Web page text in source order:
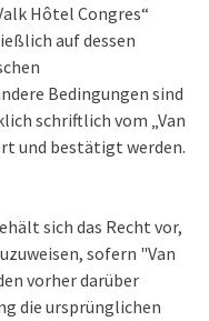
Hôtel Congres“
auf dessen
Bedingungen sind
schriftlich vom „Van
und bestätigt werden.
sich das Recht vor,
sofern "Van
vorher darüber
die ursprünglichen